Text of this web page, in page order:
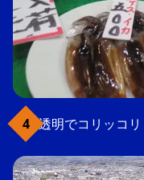
透明でコリッコ